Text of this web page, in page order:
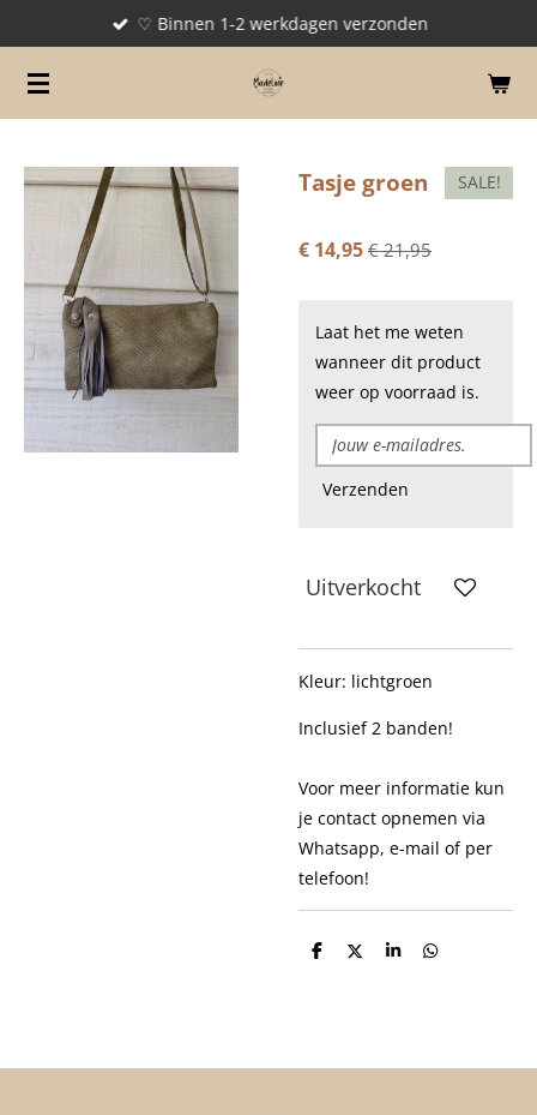
naar
de
♡ Binnen 1-2 werkdagen verzonden
Tasje groen SALE!
€ 14,95 € 21,95
Laat het me weten
wanneer dit product
weer op voorraad is.
Verzenden
Uitverkocht
Kleur: lichtgroen
Inclusief 2 banden!
Voor meer informatie kun
je contact opnemen via
Whatsapp, e-mail of per
telefoon!
D
D
S
D